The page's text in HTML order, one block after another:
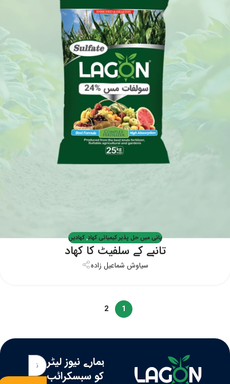
پانی میں حل پذیر کیمیائی کھاد,کھادیں
تانبے کے سلفیٹ کا کھاد
سیاوش شماعیل زاده
1
2
ہمارے نیوز لیٹر
کو سبسکرائب